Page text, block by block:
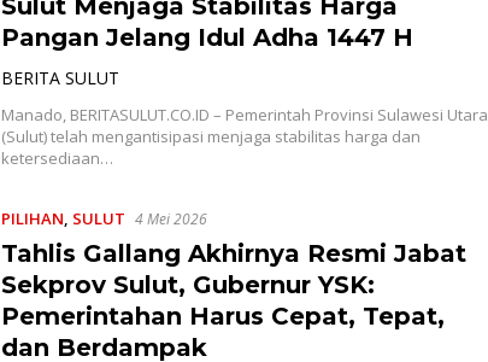
Pangan Jelang Idul Adha 1447 H
BERITA SULUT
Manado, BERITASULUT.CO.ID – Pemerintah Provinsi Sulawesi Utara
(Sulut) telah mengantisipasi menjaga stabilitas harga dan
ketersediaan…
PILIHAN, SULUT 4 Mei 2026
Tahlis Gallang Akhirnya Resmi Jabat
Sekprov Sulut, Gubernur YSK:
Pemerintahan Harus Cepat, Tepat,
dan Berdampak